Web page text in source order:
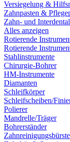
Versiegelung &
Zahnpasten &
Zahn- und
Alles anzeigen
Rotierende
Rotierende
Stahlinstrumente
Chirurgie-Bohrer
HM-Instrumente
Diamanten
Schleifkörper
Schleifscheiben/
Polierer
Mandrelle/Träger
Bohrerständer